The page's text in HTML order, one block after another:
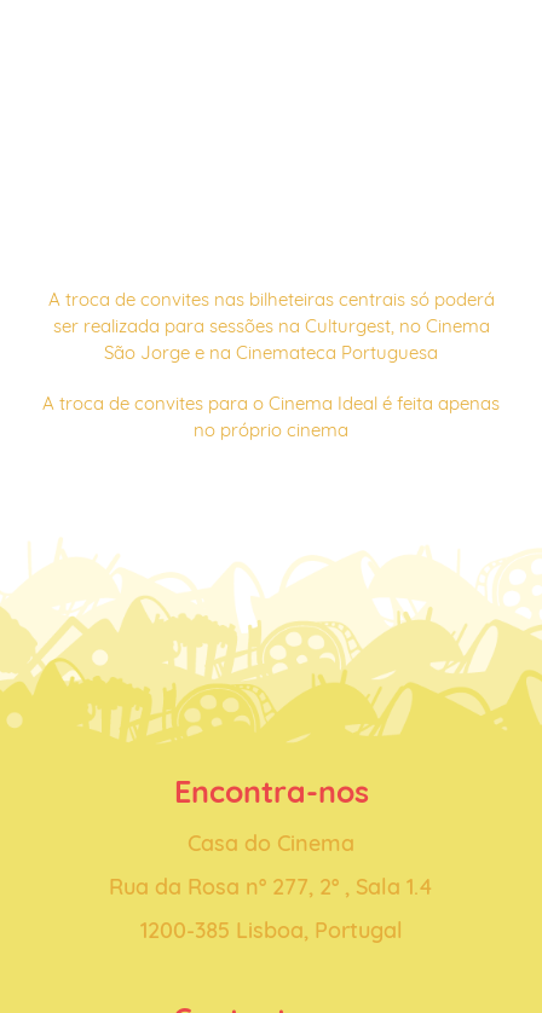
A troca de convites nas bilheteiras centrais só poderá
ser realizada para sessões na Culturgest, no Cinema
São Jorge e na Cinemateca Portuguesa
A troca de convites para o Cinema Ideal é feita apenas
no próprio cinema
Encontra-nos
Casa do Cinema
Rua da Rosa nº 277, 2º ‚ Sala 1.4
1200-385 Lisboa, Portugal